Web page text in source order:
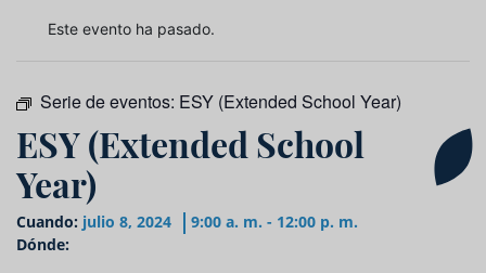
Este evento ha pasado.
Serie de eventos: ESY (Extended School Year)
ESY (Extended School
Year)
Cuando: julio 8, 2024
9:00 a. m. - 12:00 p. m.
Dónde: